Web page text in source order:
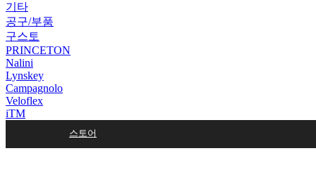
기타
공구/부품
구스토
PRINCETON
Nalini
Lynskey
Campagnolo
Veloflex
iTM
스토어